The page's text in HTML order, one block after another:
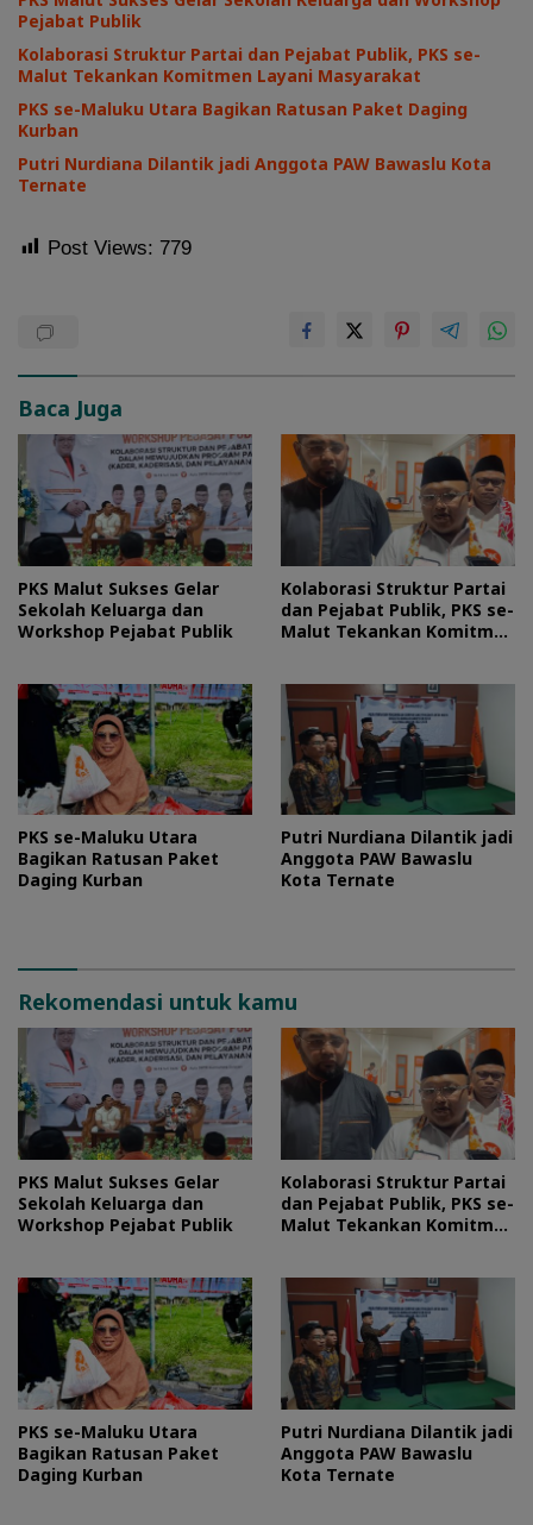
Pejabat Publik
Kolaborasi Struktur Partai dan Pejabat Publik, PKS se-
Malut Tekankan Komitmen Layani Masyarakat
PKS se-Maluku Utara Bagikan Ratusan Paket Daging
Kurban
Putri Nurdiana Dilantik jadi Anggota PAW Bawaslu Kota
Ternate
Post Views: 779
Baca Juga
PKS Malut Sukses Gelar
Sekolah Keluarga dan
Workshop Pejabat Publik
Kolaborasi Struktur Partai
dan Pejabat Publik, PKS se-
Malut Tekankan Komitmen
PKS se-Maluku Utara
Bagikan Ratusan Paket
Daging Kurban
Putri Nurdiana Dilantik jadi
Anggota PAW Bawaslu
Kota Ternate
Rekomendasi untuk kamu
PKS Malut Sukses Gelar
Sekolah Keluarga dan
Workshop Pejabat Publik
Kolaborasi Struktur Partai
dan Pejabat Publik, PKS se-
Malut Tekankan Komitmen
PKS se-Maluku Utara
Bagikan Ratusan Paket
Daging Kurban
Putri Nurdiana Dilantik jadi
Anggota PAW Bawaslu
Kota Ternate